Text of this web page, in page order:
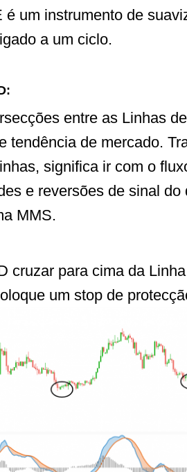
é um instrumento de
a um ciclo.
entre as Linhas
tendência de mercado.
significa ir com o
e reversões de sinal do
MMS.
cruzar para cima da
um stop de